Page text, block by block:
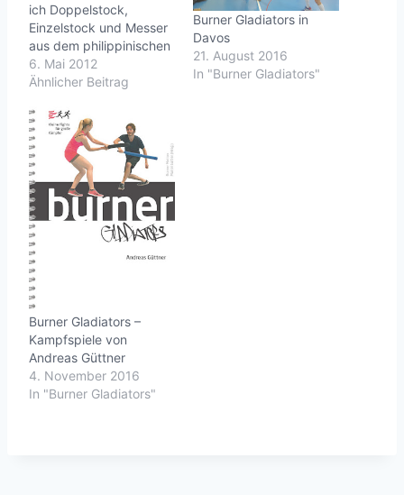
ich Doppelstock,
Einzelstock und Messer
aus dem philippinischen
Kali Sikaran und IKAEF
Programmm
Traininigseinheiten aller
hochgradigen
Referenten gabe es
beim gemeinsamen
Abendessen viel
Gelegenheit zu regen
Gesprächen. Ich habe
ich mich besonders gut
mit Antonio Salveta und
Darryl Murray aus Irland
verstanden.Fotos:…
6. Mai 2012
Ähnlicher Beitrag
Burner Gladiators in
Davos
21. August 2016
In "Burner Gladiators"
Burner Gladiators –
Kampfspiele von
Andreas Güttner
4. November 2016
In "Burner Gladiators"